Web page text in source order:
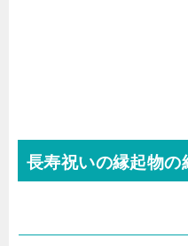
長寿祝いの縁起物の